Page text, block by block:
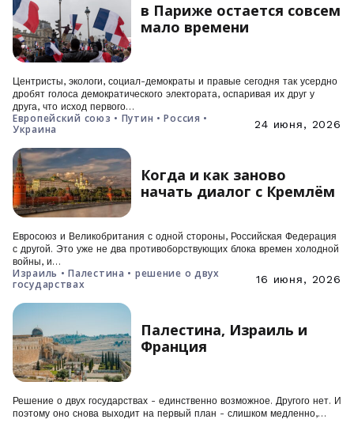
в Париже остается совсем
мало времени
Центристы, экологи, социал-демократы и правые сегодня так усердно
дробят голоса демократического электората, оспаривая их друг у
друга, что исход первого…
Европейский союз • Путин • Россия •
Украина
24 июня, 2026
Когда и как заново
начать диалог с Кремлём
Евросоюз и Великобритания с одной стороны, Российская Федерация
с другой. Это уже не два противоборствующих блока времен холодной
войны, и…
Израиль • Палестина • решение о двух
государствах
16 июня, 2026
Палестина, Израиль и
Франция
Решение о двух государствах - единственно возможное. Другого нет. И
поэтому оно снова выходит на первый план - слишком медленно,…